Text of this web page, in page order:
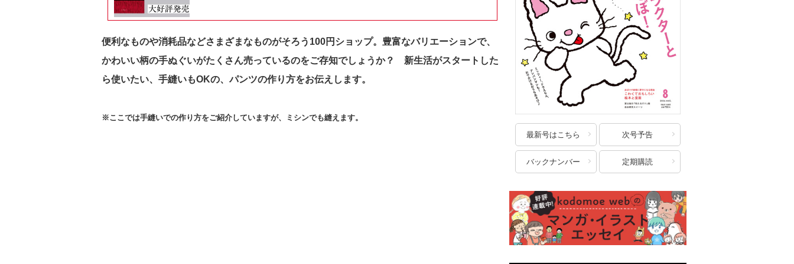
便利なものや消耗品などさまざまなものがそろう100円ショップ。豊富なバリエーションで、
かわいい柄の手ぬぐいがたくさん売っているのをご存知でしょうか？ 新生活がスタートした
ら使いたい、手縫いもOKの、パンツの作り方をお伝えします。
※ここでは手縫いでの作り方をご紹介していますが、ミシンでも縫えます。
最新号はこちら
次号予告
バックナンバー 定期購読